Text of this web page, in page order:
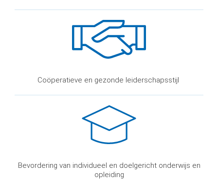
Coöperatieve en gezonde leiderschapsstijl
Bevordering van individueel en doelgericht onderwijs en
opleiding